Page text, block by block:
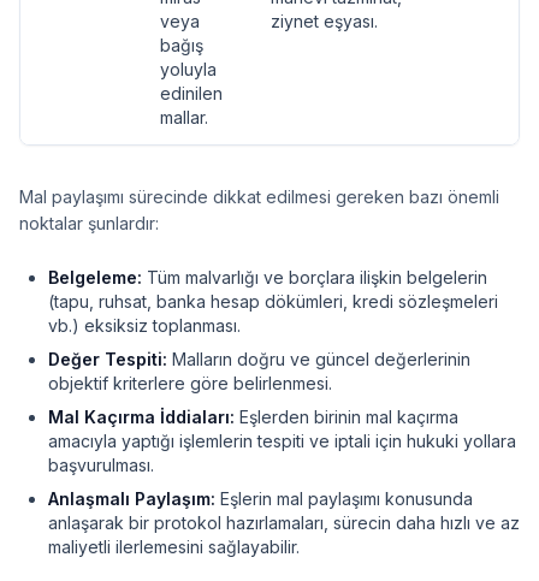
veya
bağış
yoluyla
edinilen
mallar.
ziynet eşyası.
Mal paylaşımı sürecinde dikkat edilmesi gereken bazı önemli
noktalar şunlardır:
Belgeleme: Tüm malvarlığı ve borçlara ilişkin belgelerin
(tapu, ruhsat, banka hesap dökümleri, kredi sözleşmeleri
vb.) eksiksiz toplanması.
Değer Tespiti: Malların doğru ve güncel değerlerinin
objektif kriterlere göre belirlenmesi.
Mal Kaçırma İddiaları: Eşlerden birinin mal kaçırma
amacıyla yaptığı işlemlerin tespiti ve iptali için hukuki yollara
başvurulması.
Anlaşmalı Paylaşım: Eşlerin mal paylaşımı konusunda
anlaşarak bir protokol hazırlamaları, sürecin daha hızlı ve az
maliyetli ilerlemesini sağlayabilir.